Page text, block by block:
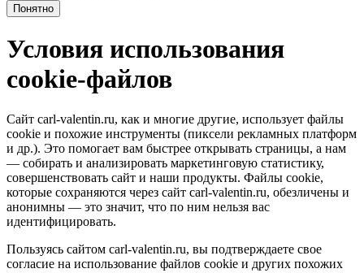
Понятно
Условия использования
cookie-файлов
Сайт carl-valentin.ru, как и многие другие, использует файлы
cookie и похожие инструменты (пиксели рекламных платформ
и др.). Это помогает вам быстрее открывать страницы, а нам
— собирать и анализировать маркетинговую статистику,
совершенствовать сайт и наши продукты. Файлы сookie,
которые сохраняются через сайт carl-valentin.ru, обезличены и
анонимны — это значит, что по ним нельзя вас
идентифицировать.
Пользуясь сайтом carl-valentin.ru, вы подтверждаете свое
согласие на использование файлов cookie и других похожих